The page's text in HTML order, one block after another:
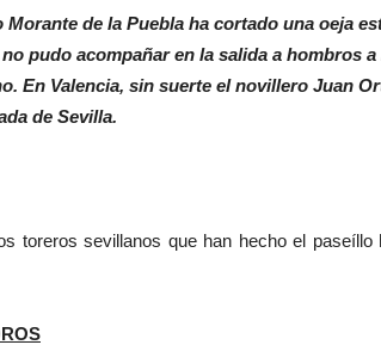
de la Puebla ha cortado una oeja
pudo acompañar en la salida a hombros
En Valencia, sin suerte el novillero Juan
de Sevilla.
sevillanos que han hecho el paseíllo